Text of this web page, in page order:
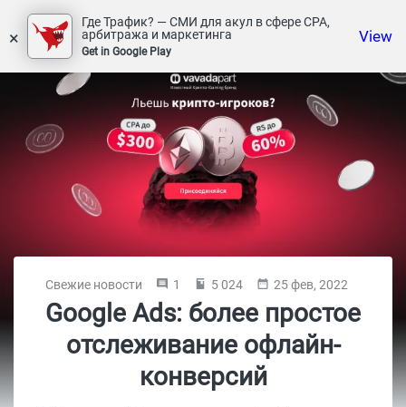
×
Где Трафик? — СМИ для акул в сфере СРА,
арбитража и маркетинга
Get in Google Play
View
Свежие новости 1 5 024 25 фев, 2022
Google Ads: более простое
отслеживание офлайн-
конверсий